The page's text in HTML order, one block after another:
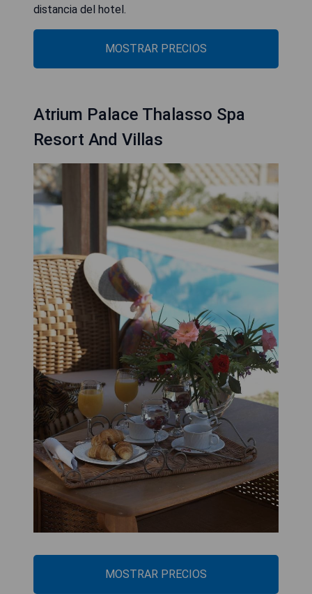
distancia del hotel.
MOSTRAR PRECIOS
Atrium Palace Thalasso Spa
Resort And Villas
MOSTRAR PRECIOS